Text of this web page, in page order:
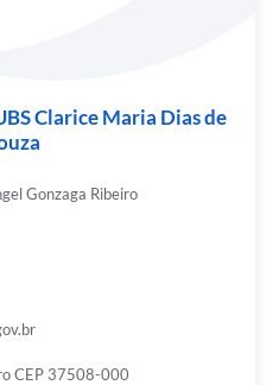
Clarice Maria Dias de
Gonzaga Ribeiro
CEP 37508-000